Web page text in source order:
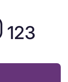
123